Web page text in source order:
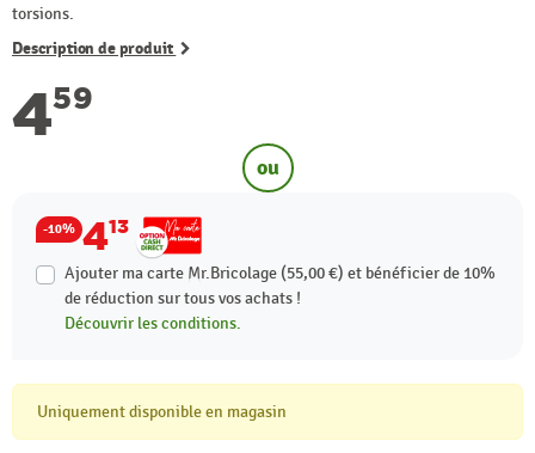
torsions.
Description de produit
459
ou
-10% 413
Ajouter ma carte Mr.Bricolage (55,00 €) et bénéficier de 10%
de réduction sur tous vos achats !
Découvrir les conditions.
Uniquement disponible en magasin